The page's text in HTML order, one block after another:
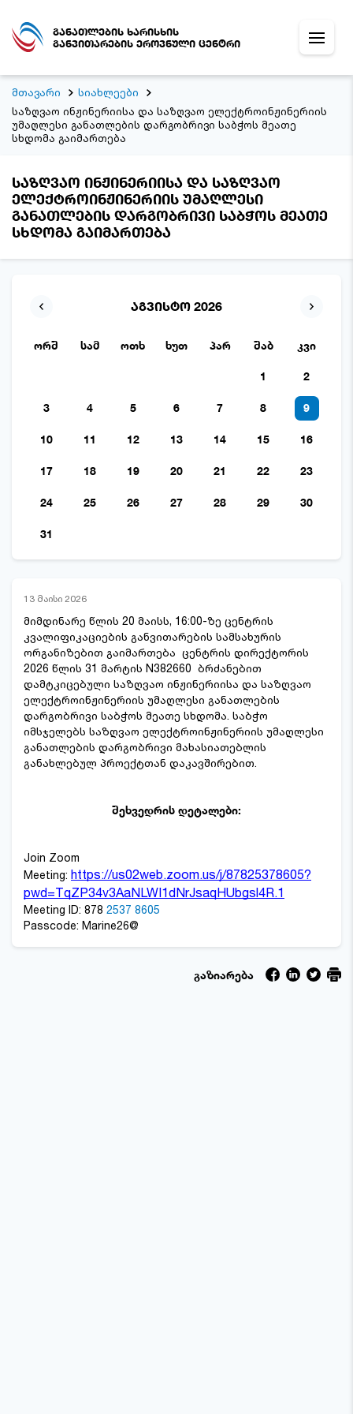
განათლების ხარისხის
განვითარების ეროვნული ცენტრი
მთავარი
სიახლეები
საზღვაო ინჟინერიისა და საზღვაო ელექტროინჟინერიის
უმაღლესი განათლების დარგობრივი საბჭოს მეათე
სხდომა გაიმართება
საზღვაო ინჟინერიისა და საზღვაო
ელექტროინჟინერიის უმაღლესი
განათლების დარგობრივი საბჭოს მეათე
სხდომა გაიმართება
აგვისტო 2026
ორშ სამ ოთხ ხუთ პარ შაბ კვი
1 2
3 4 5 6 7 8 9
10 11 12 13 14 15 16
17 18 19 20 21 22 23
24 25 26 27 28 29 30
31
13 მაისი 2026
მიმდინარე წლის 20 მაისს, 16:00-ზე ცენტრის
კვალიფიკაციების განვითარების სამსახურის
ორგანიზებით გაიმართება ცენტრის დირექტორის
2026 წლის 31 მარტის N382660 ბრძანებით
დამტკიცებული საზღვაო ინჟინერიისა და საზღვაო
ელექტროინჟინერიის უმაღლესი განათლების
დარგობრივი საბჭოს მეათე სხდომა. საბჭო
იმსჯელებს საზღვაო ელექტროინჟინერიის უმაღლესი
განათლების დარგობრივი მახასიათებლის
განახლებულ პროექტთან დაკავშირებით.
შეხვედრის დეტალები:
Join Zoom
Meeting: https://us02web.zoom.us/j/87825378605?
pwd=TqZP34v3AaNLWI1dNrJsaqHUbgsl4R.1
Meeting ID: 878 2537 8605
Passcode: Marine26@
გაზიარება